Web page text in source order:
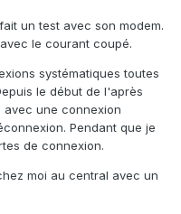
un test avec son modem.
le courant coupé.
systématiques toutes
le début de l'après
avec une connexion
Pendant que je
de connexion.
moi au central avec un